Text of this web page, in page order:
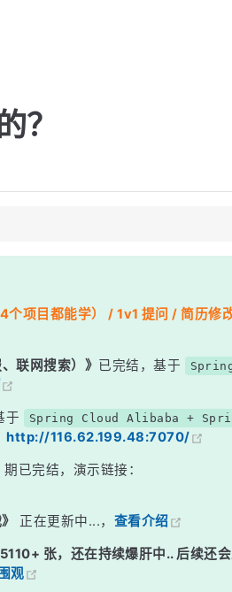
？
个项目都能学） / 1v1 提问 / 简历修
联网搜索）》 已完结，基于
于
Spring Cloud Alibaba +
http://116.62.199.48:7070/
期已完结，演示链接：
正在更新中...， 查看介绍
张，还在持续爆肝中.. 后续还
观